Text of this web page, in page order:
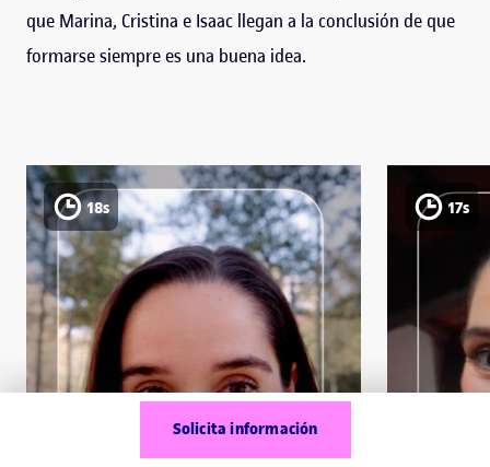
Solicita información
que Marina, Cristina e Isaac llegan a la conclusión de que
formarse siempre es una buena idea.
18s 17s